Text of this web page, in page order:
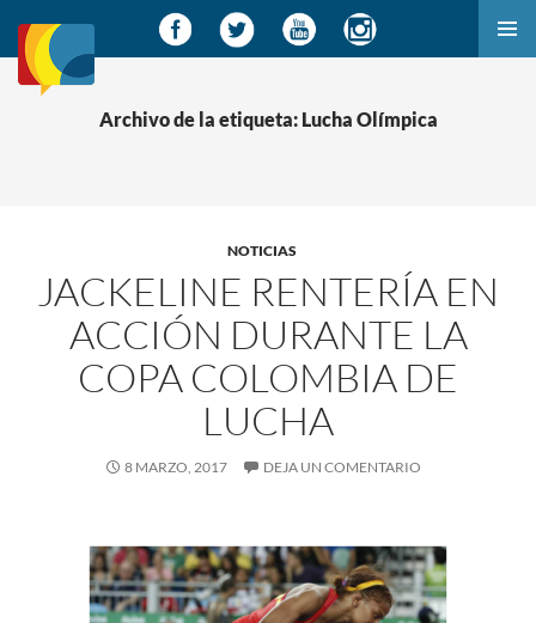
SALTAR
AL
CONTENIDO
Archivo de la etiqueta: Lucha Olímpica
NOTICIAS
JACKELINE RENTERÍA EN
ACCIÓN DURANTE LA
COPA COLOMBIA DE
LUCHA
8 MARZO, 2017 DEJA UN COMENTARIO